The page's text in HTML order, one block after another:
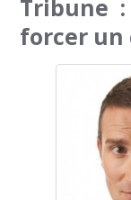
Tribune
forcer un